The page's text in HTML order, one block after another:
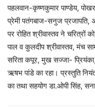
पहलवान-कृष्णकुमार पाण्डेय,
प्रेमी पतंगबाज-सनुज प्रजापति,
पर रोहित श्रीवास्तव ने चरित्रों
पाल व कुलदीप श्रीवास्तव, मंच
सरिता कपूर, मुख सज्जा-
ऋषभ पांडे का रहा। प्रस्तुति
का तथा सहयोग डा.ओपी सिंह,